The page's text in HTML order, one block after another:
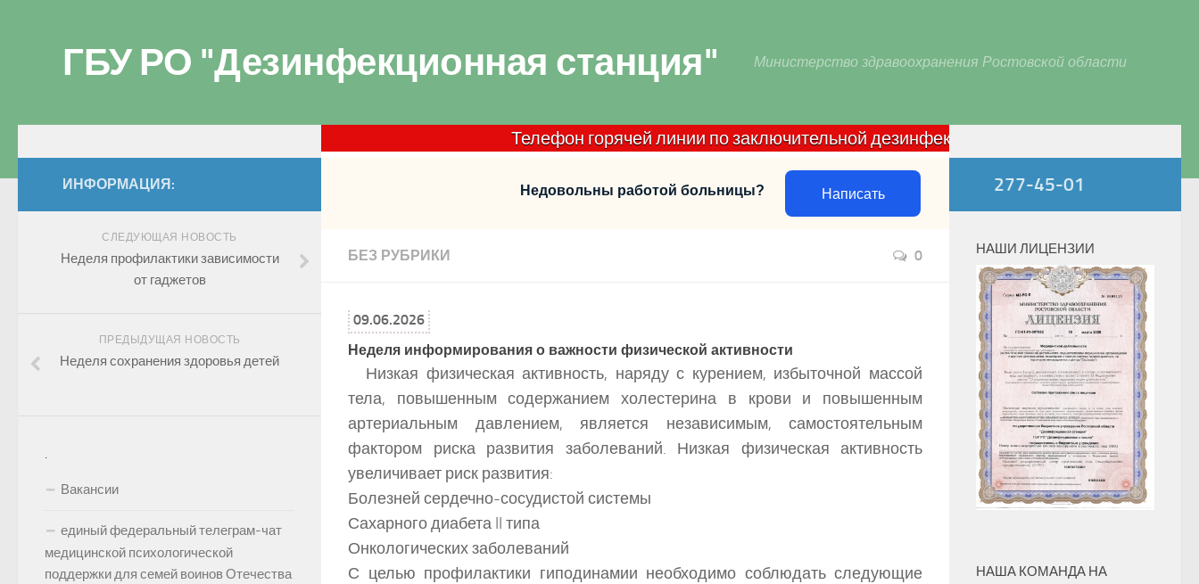
ГБУ РО "Дезинфекционная станция" Министерство здравоохранения Ростовской области
Телефон горячей линии по заключительной дезинфекции домашних очагов по COVID-
Недовольны работой больницы? Написать
БЕЗ РУБРИКИ 0
09.06.2026
Неделя информирования о важности физической активности
Низкая физическая активность, наряду с курением, избыточной массой
тела, повышенным содержанием холестерина в крови и повышенным
артериальным давлением, является независимым, самостоятельным
фактором риска развития заболеваний. Низкая физическая активность
увеличивает риск развития:
Болезней сердечно-сосудистой системы
Сахарного диабета II типа
Онкологических заболеваний
С целью профилактики гиподинамии необходимо соблюдать следующие
ИНФОРМАЦИЯ:
СЛЕДУЮЩАЯ НОВОСТЬ
Неделя профилактики зависимости
от гаджетов
ПРЕДЫДУЩАЯ НОВОСТЬ
Неделя сохранения здоровья детей
.
Вакансии
единый федеральный телеграм-чат
медицинской психологической
поддержки для семей воинов Отечества
277-45-01
НАШИ ЛИЦЕНЗИИ
НАША КОМАНДА НА